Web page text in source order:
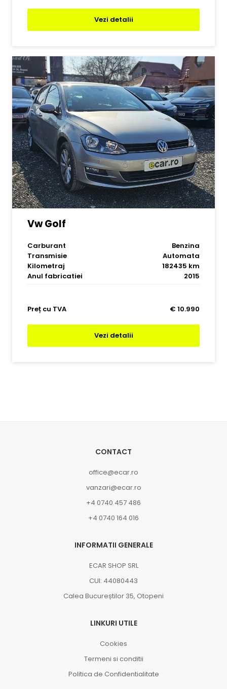
Vezi detalii
Vw Golf
Carburant
Benzina
Transmisie
Automata
Kilometraj
182435 km
Anul fabricatiei
2015
Preț cu TVA € 10.990
Vezi detalii
CONTACT
office@ecar.ro
vanzari@ecar.ro
+4 0740 457 486
+4 0740 164 016
INFORMATII GENERALE
ECAR SHOP SRL
CUI: 44080443
Calea Bucureștilor 35, Otopeni
LINKURI UTILE
Cookies
Termeni si conditii
Politica de Confidentialitate